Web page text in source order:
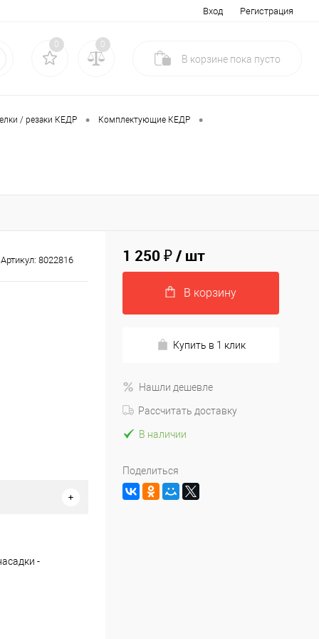
Вход Регистрация
0 0
В корзине пока пусто
/ резаки КЕДР • Комплектующие КЕДР •
Артикул: 8022816
-
1 250 ₽/ шт
В корзину
Купить в 1 клик
Нашли дешевле
Рассчитать доставку
В наличии
Поделиться